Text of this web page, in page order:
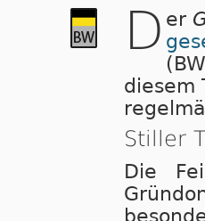
D er
diesem
Stiller
Die